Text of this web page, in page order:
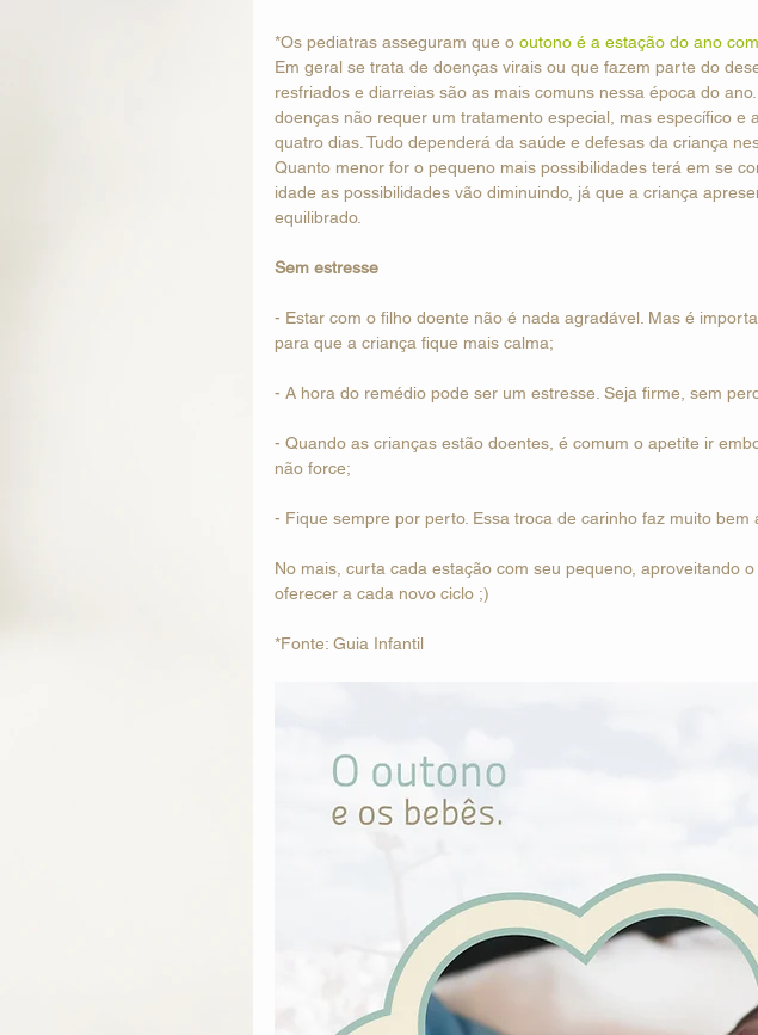
*Os pediatras asseguram que o outono é a estação do ano
Em geral se trata de doenças virais ou que fazem parte do
resfriados e diarreias são as mais comuns nessa época do
doenças não requer um tratamento especial, mas específico e
quatro dias. Tudo dependerá da saúde e defesas da criança
Quanto menor for o pequeno mais possibilidades terá em se
idade as possibilidades vão diminuindo, já que a criança
equilibrado.
Sem estresse
- Estar com o filho doente não é nada agradável. Mas é
para que a criança fique mais calma;
- A hora do remédio pode ser um estresse. Seja firme, sem
- Quando as crianças estão doentes, é comum o apetite ir
não force;
- Fique sempre por perto. Essa troca de carinho faz muito bem
No mais, curta cada estação com seu pequeno, aproveitando
oferecer a cada novo ciclo ;)
*Fonte: Guia Infantil